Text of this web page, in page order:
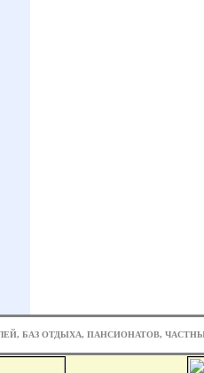
БАЗ ОТДЫХА, ПАНСИОНАТОВ,